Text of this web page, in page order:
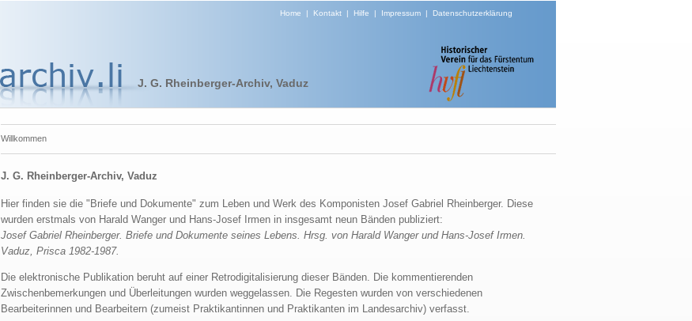
Home | Kontakt| Hilfe | Impressum| Datenschutzerklärung
J. G. Rheinberger-Archiv, Vaduz
Willkommen
J. G. Rheinberger-Archiv, Vaduz
Hier finden sie die "Briefe und Dokumente" zum Leben und Werk des Komponisten Josef Gabriel Rheinberger. Diese
wurden erstmals von Harald Wanger und Hans-Josef Irmen in insgesamt neun Bänden publiziert:
Josef Gabriel Rheinberger. Briefe und Dokumente seines Lebens. Hrsg. von Harald Wanger und Hans-Josef Irmen.
Vaduz, Prisca 1982-1987.
Die elektronische Publikation beruht auf einer Retrodigitalisierung dieser Bänden. Die kommentierenden
Zwischenbemerkungen und Überleitungen wurden weggelassen. Die Regesten wurden von verschiedenen
Bearbeiterinnen und Bearbeitern (zumeist Praktikantinnen und Praktikanten im Landesarchiv) verfasst.